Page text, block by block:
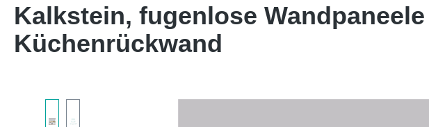
Kalkstein, fugenlose
Küchenrückwand